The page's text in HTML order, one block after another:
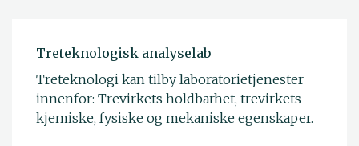
Treteknologisk analyselab
Treteknologi kan tilby laboratorietjenester
innenfor: Trevirkets holdbarhet, trevirkets
kjemiske, fysiske og mekaniske egenskaper.